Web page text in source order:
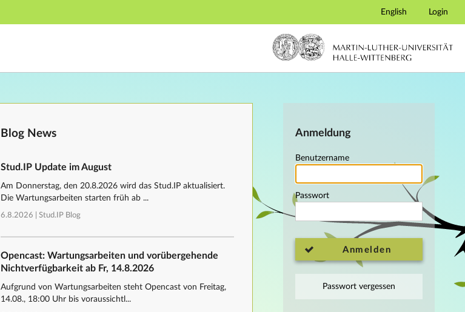
Hauptnavigation
English Login
Anmeldung
Benutzername
Passwort
Anmelden
Passwort vergessen
Blog News
Stud.IP Update im August
Am Donnerstag, den 20.8.2026 wird das Stud.IP aktualisiert.
Die Wartungsarbeiten starten früh ab ...
6.8.2026 | Stud.IP Blog
Opencast: Wartungsarbeiten und vorübergehende
Nichtverfügbarkeit ab Fr, 14.8.2026
Aufgrund von Wartungsarbeiten steht Opencast von Freitag,
14.08., 18:00 Uhr bis voraussichtl...